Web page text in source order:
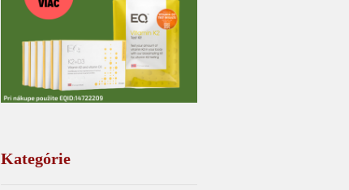
Kategórie